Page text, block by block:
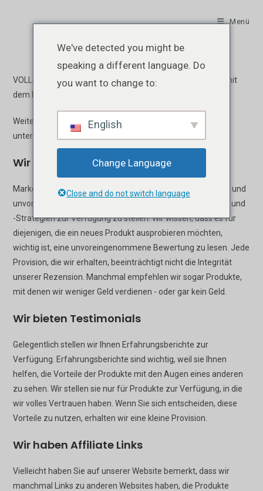
Menü
VOLLSTÄNDIGE OFFENLEGUNG: Wir verdienen etwas Geld mit
dem Betrieb dieses Blogs.
Weitere Informationen zu den FTC-Richtlinien finden Sie
unter
Wir überprüfen
Marketing Satchel ist bestrebt, Ihnen ehrliche, durchdachte und
unvoreingenommene Bewertungen vieler Marketing-Tools und
-Strategien zur Verfügung zu stellen. Wir wissen, dass es für
diejenigen, die ein neues Produkt ausprobieren möchten,
wichtig ist, eine unvoreingenommene Bewertung zu lesen. Jede
Provision, die wir erhalten, beeinträchtigt nicht die Integrität
unserer Rezension. Manchmal empfehlen wir sogar Produkte,
mit denen wir weniger Geld verdienen - oder gar kein Geld.
Wir bieten Testimonials
Gelegentlich stellen wir Ihnen Erfahrungsberichte zur
Verfügung. Erfahrungsberichte sind wichtig, weil sie Ihnen
helfen, die Vorteile der Produkte mit den Augen eines anderen
zu sehen. Wir stellen sie nur für Produkte zur Verfügung, in die
wir volles Vertrauen haben. Wenn Sie sich entscheiden, diese
Vorteile zu nutzen, erhalten wir eine kleine Provision.
Wir haben Affiliate Links
Vielleicht haben Sie auf unserer Website bemerkt, dass wir
manchmal Links zu anderen Websites haben, die Produkte
We've detected you might be
speaking a different language. Do
you want to change to:
English
Change Language
Close and do not switch language